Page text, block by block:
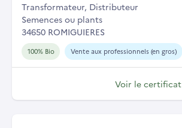
Transformateur, Distributeur
Semences ou plants
34650 ROMIGUIERES
100% Bio Vente aux professionnels (en gros)
Voir le certificat